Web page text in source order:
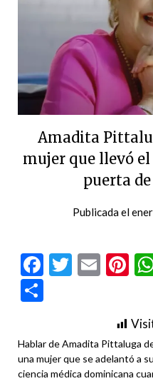
Amadita
mujer que llevó
puerta
Publicada el
Facebook
Twitter
Hablar de Amadita Pittaluga
una mujer que se adelantó a
ciencia médica dominicana